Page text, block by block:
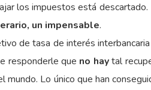
los impuestos está
un impensable.
de tasa de interés
responderle que no haytal
Lo único que han